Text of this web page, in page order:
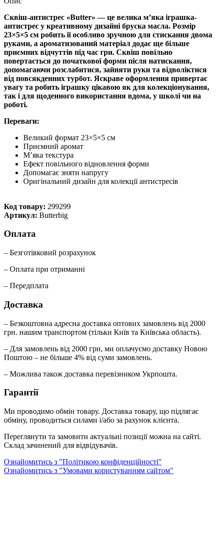
Сквіш-антистрес «Butter» — це велика м’яка іграшка-
антистрес у креативному дизайні бруска масла. Розмір
23×5×5 см робить її особливо зручною для стискання двома
руками, а ароматизований матеріал додає ще більше
приємних відчуттів під час гри. Сквіш повільно
повертається до початкової форми після натискання,
допомагаючи розслабитися, зайняти руки та відволіктися
від повсякденних турбот. Яскраве оформлення привертає
увагу та робить іграшку цікавою як для колекціонування,
так і для щоденного використання вдома, у школі чи на
роботі.
Переваги:
Великий формат 23×5×5 см
Приємний аромат
М’яка текстура
Ефект повільного відновлення форми
Допомагає зняти напругу
Оригінальний дизайн для колекції антистресів
Код товару: 299299
Артикул: Butterbig
Оплата
– Безготівковий розрахунок
– Оплата при отриманні
– Передплата
Доставка
– Безкоштовна адресна доставка оптових замовлень від 2000
грн. нашим транспортом (тільки Київ та Київська область).
– Для замовлень від 2000 грн, ми оплачуємо доставку Новою
Поштою – не більше 4% від суми замовлень.
– Можлива також доставка перевізником Укрпошта.
Гарантії
Ми проводимо обмін товару. Доставка товару, що підлягає
обміну, проводиться силами і/або за рахунок клієнта.
Переглянути та замовити актуальні позиції можна на сайті.
Склад зачинений для відвідувачів.
Ознайомитись з "Політикою конфіденційності"
Ознайомитись з "Умовами користуванням сайтом"